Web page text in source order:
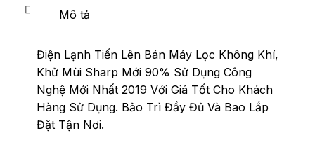
Mô tả
Điện Lạnh Tiến Lên Bán Máy Lọc Không Khí,
Khử Mùi Sharp Mới 90% Sử Dụng Công
Nghệ Mới Nhất 2019 Với Giá Tốt Cho Khách
Hàng Sử Dụng. Bảo Trì Đầy Đủ Và Bao Lắp
Đặt Tận Nơi.